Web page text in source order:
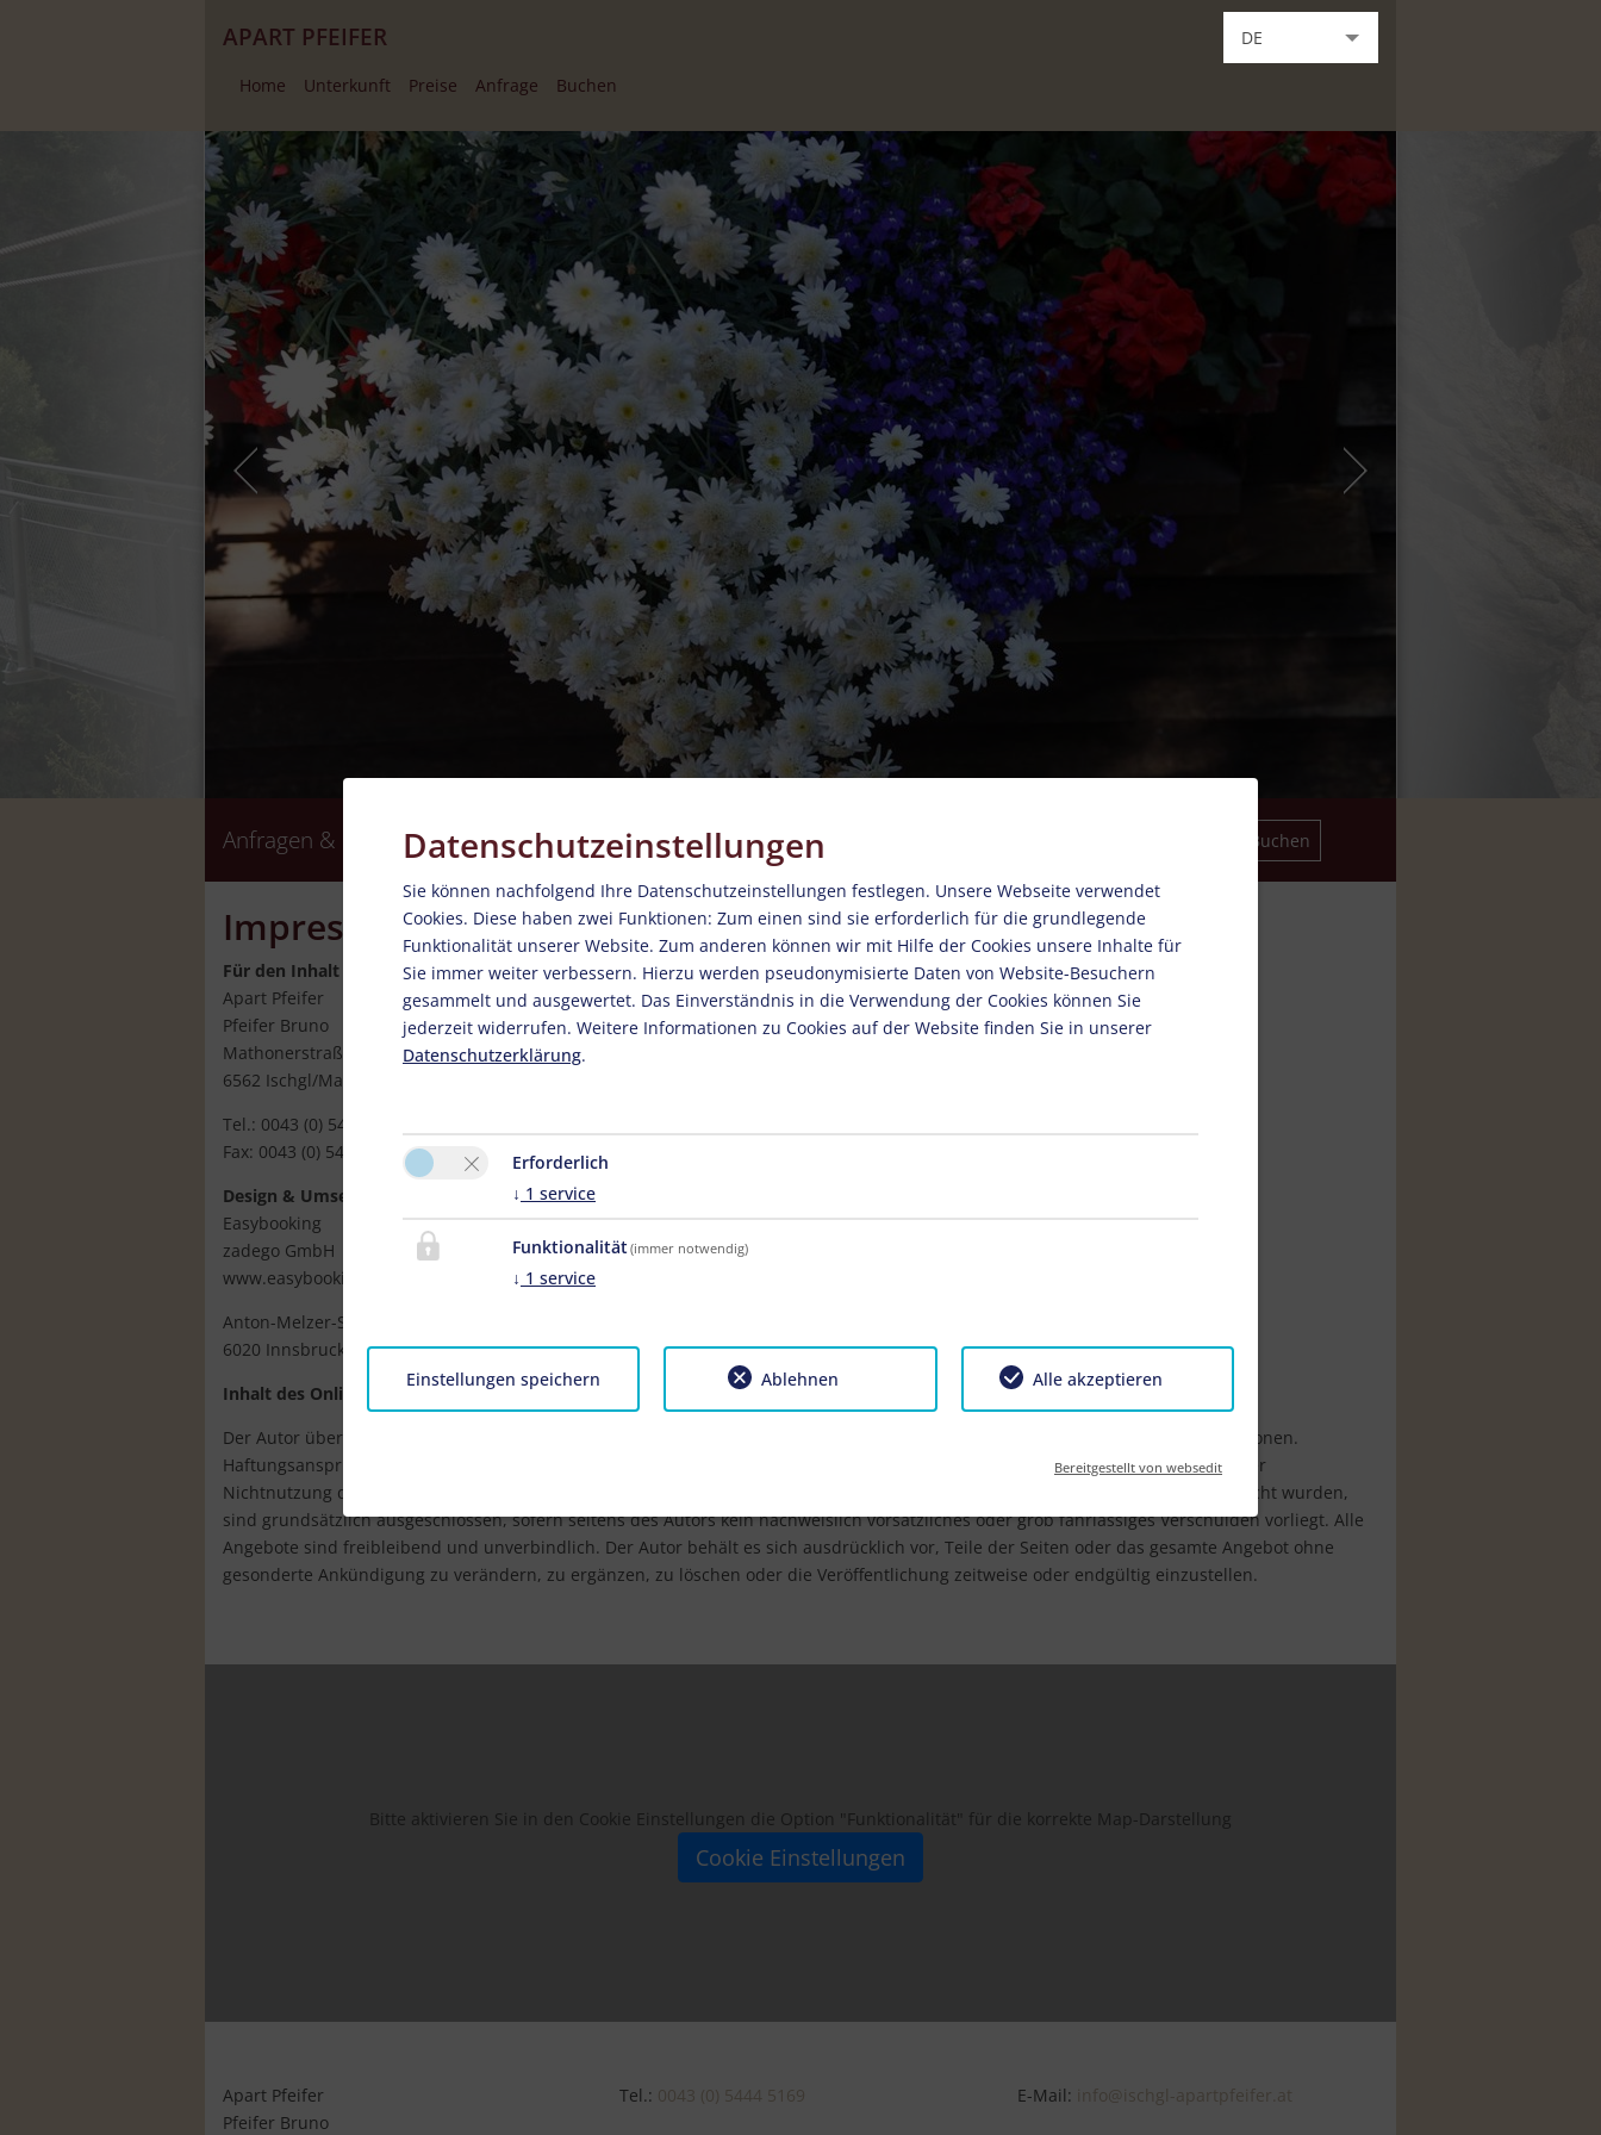
APART PFEIFER DE
Home Unterkunft Preise Anfrage Buchen
Anfragen & Buchen
Impressum
Für den Inhalt verantwortlich
Apart Pfeifer
Pfeifer Bruno
Mathonerstraße 19
6562 Ischgl/Mathon
Tel.: 0043 (0) 5444 5169
Fax: 0043 (0) 5444 5169
Design & Umsetzung
Easybooking
zadego GmbH
www.easybooking.eu
Anton-Melzer-Straße 10
6020 Innsbruck - Austria
Inhalt des Online-Angebots
Der Autor übernimmt keinerlei Gewähr für die Aktualität, Korrektheit, Vollständigkeit oder Qualität der bereitgestellten Informationen.
Haftungsansprüche gegen den Autor, welche sich auf Schäden materieller oder ideeller Art beziehen, die durch die Nutzung oder
Nichtnutzung der dargebotenen Informationen bzw. durch die Nutzung fehlerhafter und unvollständiger Informationen verursacht wurden,
sind grundsätzlich ausgeschlossen, sofern seitens des Autors kein nachweislich vorsätzliches oder grob fahrlässiges Verschulden vorliegt. Alle
Angebote sind freibleibend und unverbindlich. Der Autor behält es sich ausdrücklich vor, Teile der Seiten oder das gesamte Angebot ohne
gesonderte Ankündigung zu verändern, zu ergänzen, zu löschen oder die Veröffentlichung zeitweise oder endgültig einzustellen.
Bitte aktivieren Sie in den Cookie Einstellungen die Option "Funktionalität" für die korrekte Map-Darstellung
Cookie Einstellungen
Apart Pfeifer
Pfeifer Bruno
Tel.: 0043 (0) 5444 5169 E-Mail: info@ischgl-apartpfeifer.at
Datenschutzeinstellungen
Sie können nachfolgend Ihre Datenschutzeinstellungen festlegen. Unsere Webseite verwendet
Cookies. Diese haben zwei Funktionen: Zum einen sind sie erforderlich für die grundlegende
Funktionalität unserer Website. Zum anderen können wir mit Hilfe der Cookies unsere Inhalte für
Sie immer weiter verbessern. Hierzu werden pseudonymisierte Daten von Website-Besuchern
gesammelt und ausgewertet. Das Einverständnis in die Verwendung der Cookies können Sie
jederzeit widerrufen. Weitere Informationen zu Cookies auf der Website finden Sie in unserer
Datenschutzerklärung.
Erforderlich
↓ 1 service
Funktionalität (immer notwendig)
↓ 1 service
Ablehnen
Einstellungen speichern Alle akzeptieren
Bereitgestellt von websedit